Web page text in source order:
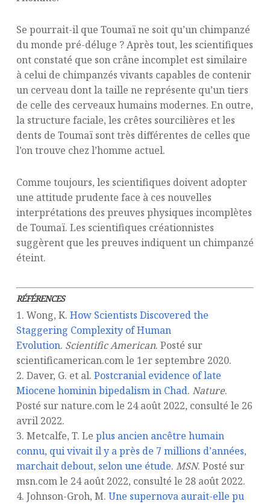
Se pourrait-il que Toumaï ne soit qu’un chimpanzé
du monde pré-déluge ? Après tout, les scientifiques
ont constaté que son crâne incomplet est similaire
à celui de chimpanzés vivants capables de contenir
un cerveau dont la taille ne représente qu’un tiers
de celle des cerveaux humains modernes. En outre,
la structure faciale, les crêtes sourcilières et les
dents de Toumaï sont très différentes de celles que
l’on trouve chez l’homme actuel.
Comme toujours, les scientifiques doivent adopter
une attitude prudente face à ces nouvelles
interprétations des preuves physiques incomplètes
de Toumaï. Les scientifiques créationnistes
suggèrent que les preuves indiquent un chimpanzé
éteint.
RÉFÉRENCES
1. Wong, K. How Scientists Discovered the
Staggering Complexity of Human
Evolution. Scientific American. Posté sur
scientificamerican.com le 1er septembre 2020.
2. Daver, G. et al. Postcranial evidence of late
Miocene hominin bipedalism in Chad. Nature.
Posté sur nature.com le 24 août 2022, consulté le 26
avril 2022.
3. Metcalfe, T. Le plus ancien ancêtre humain
connu, qui vivait il y a près de 7 millions d’années,
marchait debout, selon une étude. MSN. Posté sur
msn.com le 24 août 2022, consulté le 28 août 2022.
4. Johnson-Groh, M. Une supernova aurait-elle pu